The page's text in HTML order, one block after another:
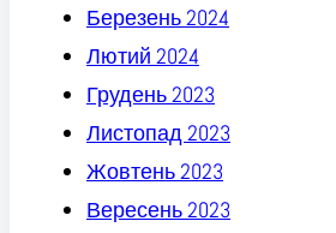
Березень 2024
Лютий 2024
Грудень 2023
Листопад 2023
Жовтень 2023
Вересень 2023